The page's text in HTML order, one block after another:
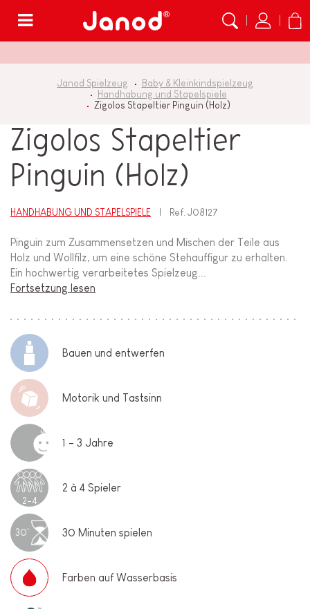
Janod Spielzeug
Baby & Kleinkindspielzeug
Handhabung und Stapelspiele
Zigolos Stapeltier Pinguin (Holz)
Zigolos Stapeltier
Pinguin (Holz)
HANDHABUNG UND STAPELSPIELE Ref.J08127
Pinguin zum Zusammensetzen und Mischen der Teile aus
Holz und Wollfilz, um eine schöne Stehauffigur zu erhalten.
Ein hochwertig verarbeitetes Spielzeug...
Fortsetzung lesen
Bauen und entwerfen
Motorik und Tastsinn
1 - 3 Jahre
2-4
2 à 4 Spieler
30' 30 Minuten spielen
Farben auf Wasserbasis